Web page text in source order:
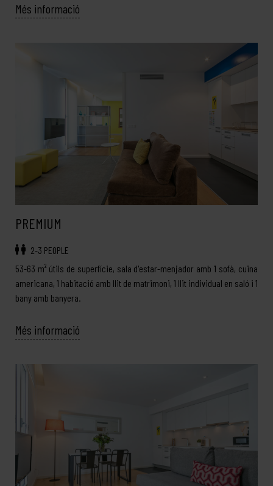
Més informació
PREMIUM
2-3 PEOPLE
53-63 m² útils de superfície, sala d'estar-menjador amb 1 sofà, cuina
americana, 1 habitació amb llit de matrimoni, 1 llit individual en saló i 1
bany amb banyera.
Més informació